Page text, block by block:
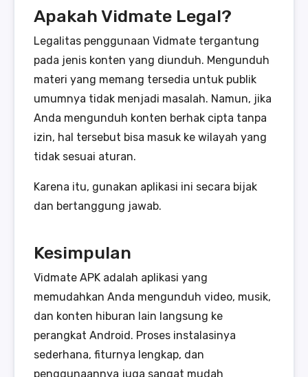
Apakah Vidmate Legal?
Legalitas penggunaan Vidmate tergantung
pada jenis konten yang diunduh. Mengunduh
materi yang memang tersedia untuk publik
umumnya tidak menjadi masalah. Namun, jika
Anda mengunduh konten berhak cipta tanpa
izin, hal tersebut bisa masuk ke wilayah yang
tidak sesuai aturan.
Karena itu, gunakan aplikasi ini secara bijak
dan bertanggung jawab.
Kesimpulan
Vidmate APK adalah aplikasi yang
memudahkan Anda mengunduh video, musik,
dan konten hiburan lain langsung ke
perangkat Android. Proses instalasinya
sederhana, fiturnya lengkap, dan
penggunaannya juga sangat mudah